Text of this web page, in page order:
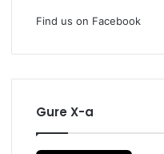
Find us on Facebook
Gure X-a